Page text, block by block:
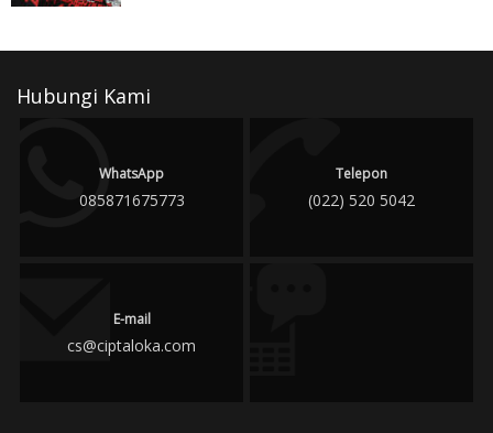
Hubungi Kami
WhatsApp
085871675773
Telepon
(022) 520 5042
E-mail
cs@ciptaloka.com